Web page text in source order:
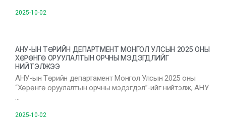
2025-10-02
АНУ-ЫН ТӨРИЙН ДЕПАРТМЕНТ МОНГОЛ УЛСЫН 2025 ОНЫ
ХӨРӨНГӨ ОРУУЛАЛТЫН ОРЧНЫ МЭДЭГДЛИЙГ
НИЙТЭЛЖЭЭ
АНУ-ын Төрийн департамент Монгол Улсын 2025 оны
“Хөрөнгө оруулалтын орчны мэдэгдэл”-ийг нийтэлж, АНУ
…
2025-10-02